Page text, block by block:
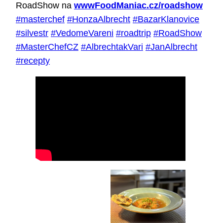
RoadShow na wwwFoodManiac.cz/roadshow
#masterchef #HonzaAlbrecht #BazarKlanovice
#silvestr #VedomeVareni #roadtrip #RoadShow
#MasterChefCZ #AlbrechtakVari #JanAlbrecht
#recepty